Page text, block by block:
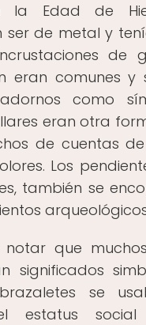
la Edad de
ser de metal y
de
eran comunes y
como
eran otra
de cuentas
Los
también se
notar que
significados
se
estatus